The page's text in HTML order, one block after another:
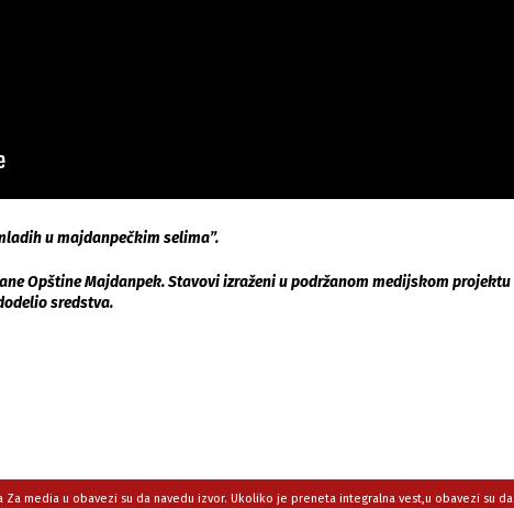
u majdanpečkim selima”.
Opštine Majdanpek. Stavovi izraženi u podržanom medijskom projektu
sredstva.
media u obavezi su da navedu izvor. Ukoliko je preneta integralna vest,u obavezi su da